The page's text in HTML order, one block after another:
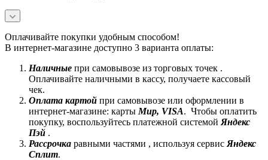
Оплачивайте покупки удобным способом!
В интернет-магазине доступно 3 варианта оплаты:
Наличные при самовывозе из торговых точек .
Оплачивайте наличными в кассу, получаете кассовый
чек.
Оплата картой при самовывозе или оформлении в
интернет-магазине: карты Mир, VISA. Чтобы оплатить
покупку, воспользуйтесь платежной системой Яндекс
Пэй .
Рассрочка равными частями , используя сервис Яндекс
Сплит.